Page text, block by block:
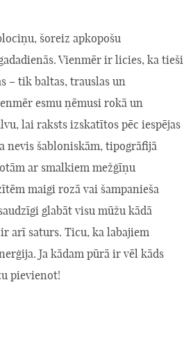
šoreiz apkopošu
Vienmēr ir licies, ka tieši
– tik baltas, trauslas un
esmu ņēmusi rokā un
lai raksts izskatītos pēc iespējas
nevis šabloniskām, tipogrāfijā
ar smalkiem mežģīņu
maigi rozā vai šampanieša
glabāt visu mūžu kādā
arī saturs. Ticu, ka labajiem
Ja kādam pūrā ir vēl kāds
pievienot!